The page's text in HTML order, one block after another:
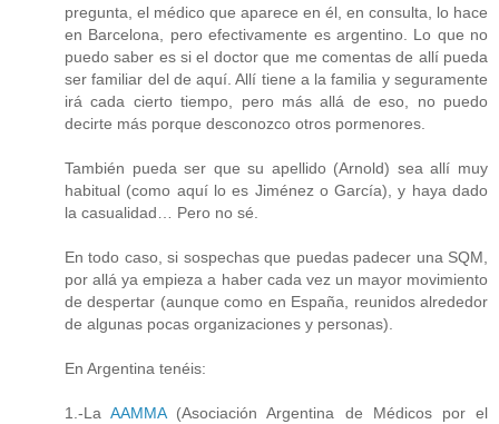
pregunta, el médico que aparece en él, en consulta, lo hace
en Barcelona, pero efectivamente es argentino. Lo que no
puedo saber es si el doctor que me comentas de allí pueda
ser familiar del de aquí. Allí tiene a la familia y seguramente
irá cada cierto tiempo, pero más allá de eso, no puedo
decirte más porque desconozco otros pormenores.
También pueda ser que su apellido (Arnold) sea allí muy
habitual (como aquí lo es Jiménez o García), y haya dado
la casualidad… Pero no sé.
En todo caso, si sospechas que puedas padecer una SQM,
por allá ya empieza a haber cada vez un mayor movimiento
de despertar (aunque como en España, reunidos alrededor
de algunas pocas organizaciones y personas).
En Argentina tenéis:
1.-LaAAMMA(Asociación Argentina de Médicos por el